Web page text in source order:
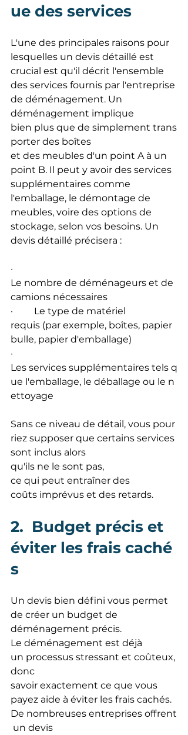
ue des services
L'une des principales raisons pour
lesquelles un devis détaillé est
crucial est qu'il décrit l'ensemble
des services fournis par l'entreprise
de déménagement. Un
déménagement implique
bien plus que de simplement trans
porter des boîtes
et des meubles d'un point A à un
point B. Il peut y avoir des services
supplémentaires comme
l'emballage, le démontage de
meubles, voire des options de
stockage, selon vos besoins. Un
devis détaillé précisera :
·
Le nombre de déménageurs et de
camions nécessaires
·         Le type de matériel
requis (par exemple, boîtes, papier
bulle, papier d'emballage)
·
Les services supplémentaires tels q
ue l'emballage, le déballage ou le n
ettoyage
Sans ce niveau de détail, vous pour
riez supposer que certains services
sont inclus alors
qu'ils ne le sont pas,
ce qui peut entraîner des
coûts imprévus et des retards.
2.  Budget précis et
éviter les frais caché
s
Un devis bien défini vous permet
de créer un budget de
déménagement précis.
Le déménagement est déjà
un processus stressant et coûteux,
donc
savoir exactement ce que vous
payez aide à éviter les frais cachés.
De nombreuses entreprises offrent
un devis